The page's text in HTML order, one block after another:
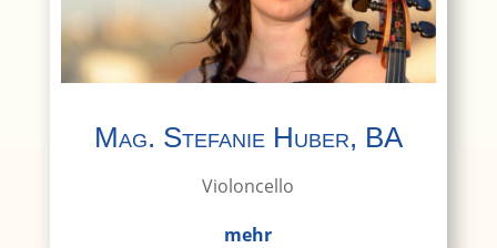
Mag. Stefanie Huber, BA
Violoncello
mehr